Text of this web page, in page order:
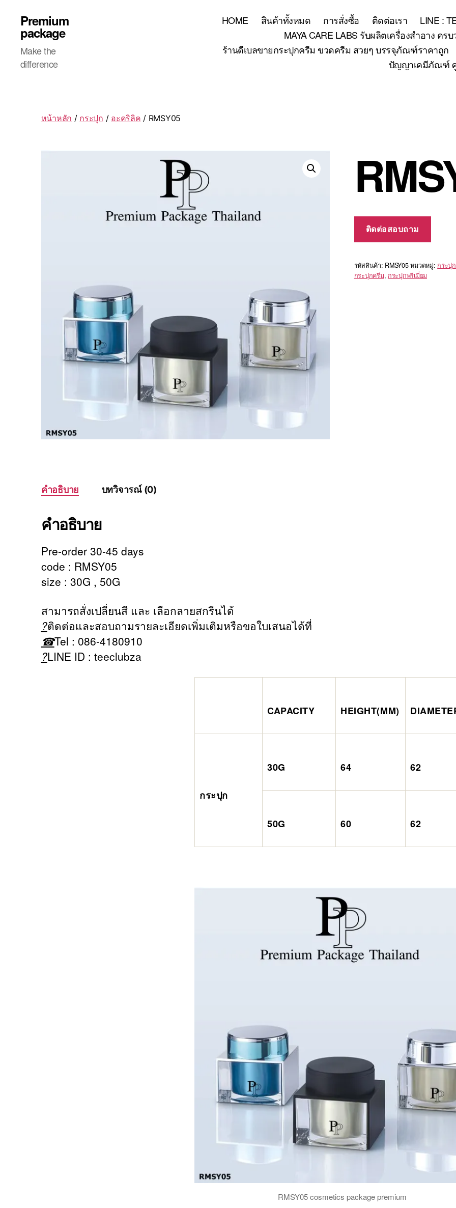
Premium
package
Make the
difference
HOME สินค้าทั้งหมด การสั่งซื้อ ติดต่อเรา LINE :
MAYA CARE LABS รับผลิตเครื่องสำอาง ค
ร้านดีเบลขายกระปุกครีม ขวดครีม สวยๆ บรรจุภัณฑ์ราคาถูก
ปัญญาเคมีภัณฑ์ ศู
หน้าหลัก / กระปุก / อะคริลิค / RMSY05
ติดต่อสอบถาม
รหัสสินค้า: RMSY05 หมวดหมู่: กระปุก
กระปุกครีม, กระปุกพรีเมี่ยม
คำอธิบาย บทวิจารณ์ (0)
คำอธิบาย
Pre-order 30-45 days
code : RMSY05
size : 30G , 50G
สามารถสั่งเปลี่ยนสี และ เลือกลายสกรีนได้
?ติดต่อและสอบถามรายละเอียดเพิ่มเติมหรือขอใบเสนอได้ที่
☎Tel : 086-4180910
?LINE ID : teeclubza
CAPACITY HEIGHT(MM)
กระปุก
30G 64 62
50G 60 62
RMSY05 cosmetics package premium